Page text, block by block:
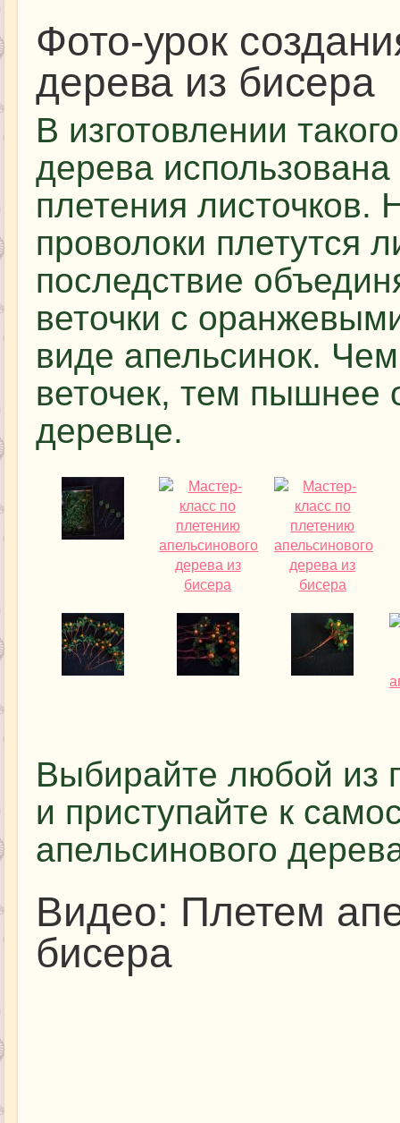
Фото-урок
дерева из бисера
В изготовлении
дерева
плетения листочков.
проволоки плетутся
последствие
веточки с
виде апельсинок.
веточек, тем пышнее
деревце.
Выбирайте любой из
и приступайте к
апельсинового
Видео: Плетем
бисера